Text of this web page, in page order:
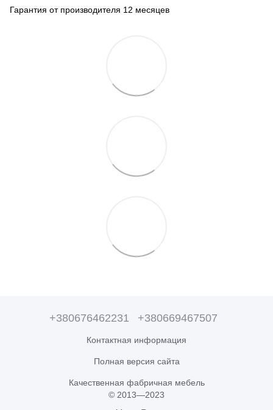
Гарантия от производителя 12 месяцев
+380676462231 +380669467507
Контактная информация
Полная версия сайта
Качественная фабричная мебель
© 2013—2023